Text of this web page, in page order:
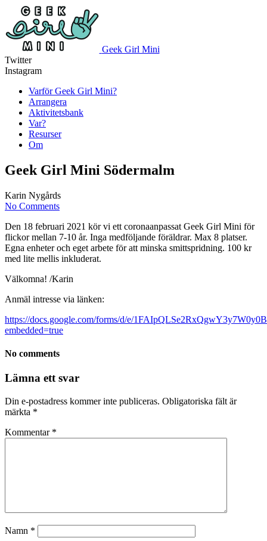
Geek Girl Mini
Twitter
Instagram
Varför Geek Girl Mini?
Arrangera
Aktivitetsbank
Var?
Resurser
Om
Geek Girl Mini Södermalm
Karin Nygårds
No Comments
Den 18 februari 2021 kör vi ett coronaanpassat Geek Girl Mini för
flickor mellan 7-10 år. Inga medföljande föräldrar. Max 8 platser.
Egna enheter och eget arbete för att minska smittspridning. 100 kr
med lite mellis inkluderat.
Välkomna! /Karin
Anmäl intresse via länken:
https://docs.google.com/forms/d/e/
embedded=true
No comments
Lämna ett svar
Din e-postadress kommer inte publiceras. Obligatoriska fält är
märkta *
Kommentar *
Namn *